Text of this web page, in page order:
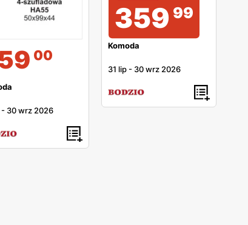
00
- 30 wrz 2026
359 99
Komoda
31 lip - 30 wrz 2026